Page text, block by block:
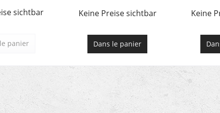
sichtbar
panier
Keine Preise sichtbar
Dans le panier
Keine